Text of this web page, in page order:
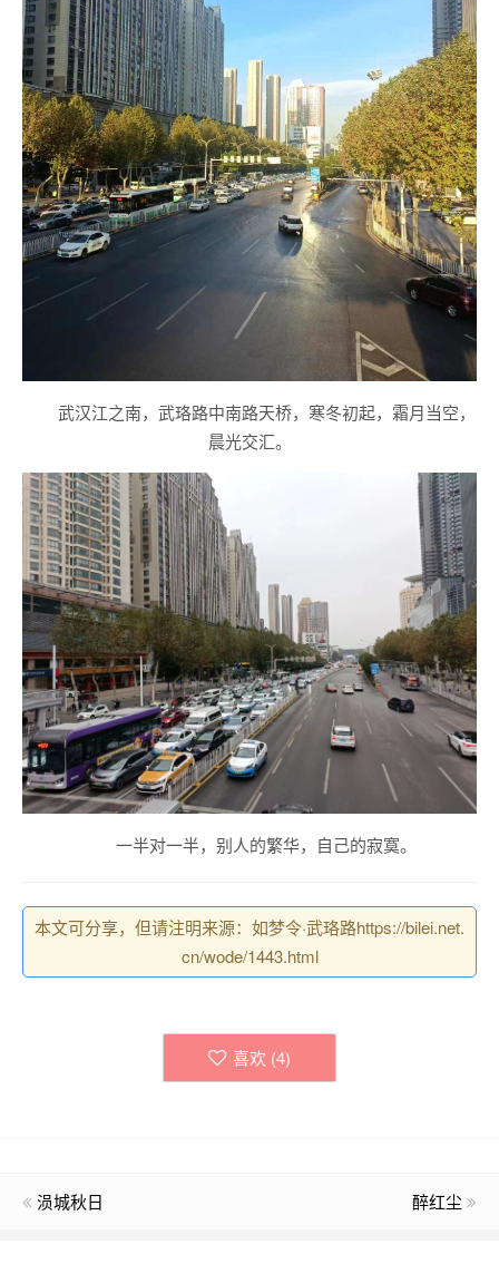
武汉江之南，武珞路中南路天桥，寒冬初起，霜月当空，
晨光交汇。
一半对一半，别人的繁华，自己的寂寞。
本文可分享，但请注明来源：如梦令·武珞路https://bilei.net.
cn/wode/1443.html
喜欢 (4)
涢城秋日 醉红尘